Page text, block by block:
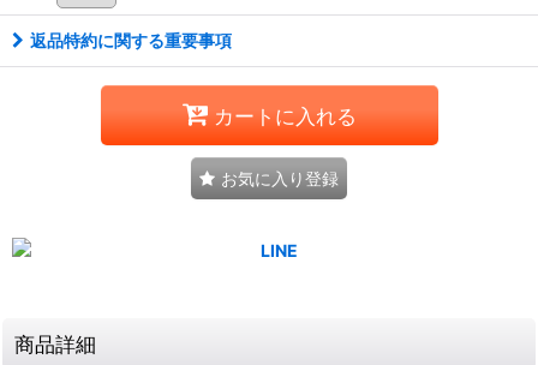
返品特約に関する重要事項
カートに入れる
お気に入り登録
商品詳細